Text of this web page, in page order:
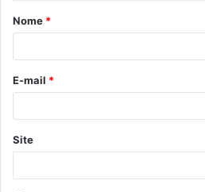
r
*
Nome *
E-mail *
Site